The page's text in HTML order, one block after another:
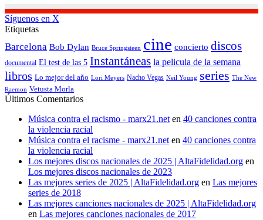
Síguenos en X
Etiquetas
Barcelona Bob Dylan Bruce Springsteen cine concierto discos
documental El test de las 5 Instantáneas la pelicula de la semana
libros Lo mejor del año Lori Meyers Nacho Vegas Neil Young series The New
Raemon Vetusta Morla
Últimos Comentarios
Música contra el racismo - marx21.neten 40 canciones contra
la violencia racial
Música contra el racisme - marx21.neten 40 canciones contra
la violencia racial
Los mejores discos nacionales de 2025 | AltaFidelidad.org en
Los mejores discos nacionales de 2023
Las mejores series de 2025 | AltaFidelidad.org en Las mejores
series de 2018
Las mejores canciones nacionales de 2025 | AltaFidelidad.org
en Las mejores canciones nacionales de 2017